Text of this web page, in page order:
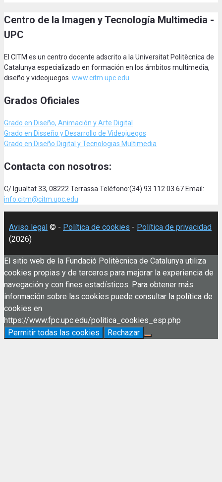
Centro de la Imagen y Tecnología Multimedia -
UPC
El CITM es un centro docente adscrito a la Universitat Politècnica de
Catalunya especializado en formación en los ámbitos multimedia,
diseño y videojuegos. www.citm.upc.edu
Grados Oficiales
Grado en Diseño, Animación y Arte Digital
Grado en Disseño y Desarrollo de Videojuegos
Grado en Diseño Digital y Tecnologias Multimedia
Contacta con nosotros:
C/ Igualtat 33, 08222 Terrassa Teléfono:(34) 93 112 03 67 Email:
info.citm@citm.upc.edu
Aviso legal © - Política de cookies - Política de privacidad
(2026)
El sitio web de la Fundació Politècnica de Catalunya utiliza
cookies propias y de terceros para mejorar la experiencia de
navegación y con fines estadísticos. Para obtener más
información sobre las cookies puede consultar la política de
cookies en
https://www.fpc.upc.edu/politica_cookies_esp.php
Permitir todas las cookies
Rechazar